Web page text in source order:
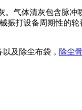
气体清灰包含脉冲
打设备周期性的轮
以及除尘布袋， 除尘